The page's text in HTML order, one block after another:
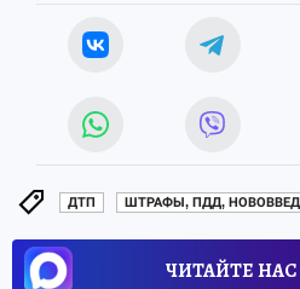
ДТП ШТРАФЫ, ПДД,
ЧИТАЙТЕ